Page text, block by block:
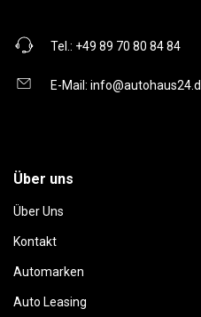
Tel.: +49 89 70 80 84 84
E-Mail:
Über uns
Über Uns
Kontakt
Automarken
Auto Leasing